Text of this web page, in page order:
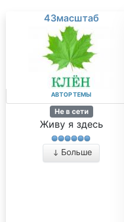
43масштаб
АВТОР ТЕМЫ
Не в сети
Живу я здесь
Больше